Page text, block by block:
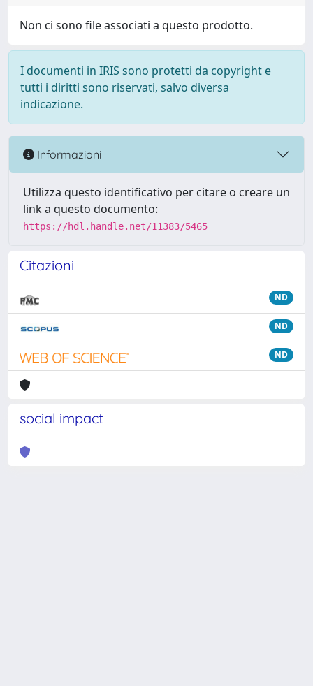
Non ci sono file associati a questo prodotto.
I documenti in IRIS sono protetti da copyright e
tutti i diritti sono riservati, salvo diversa
indicazione.
Informazioni
Utilizza questo identificativo per citare o creare un
link a questo documento:
https://hdl.handle.net/11383/5465
Citazioni
ND
ND
ND
social impact